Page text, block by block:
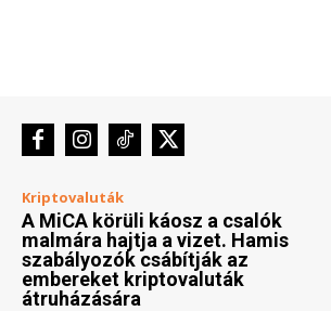
Kriptovaluták
A MiCA körüli káosz a csalók
malmára hajtja a vizet. Hamis
szabályozók csábítják az
embereket kriptovaluták
átruházására